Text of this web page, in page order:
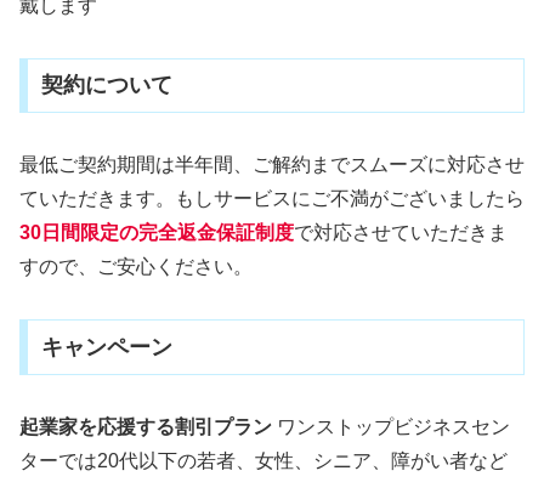
戴します
契約について
最低ご契約期間は半年間、ご解約までスムーズに対応させ
ていただきます。もしサービスにご不満がございましたら
30日間限定の完全返金保証制度で対応させていただきま
すので、ご安心ください。
キャンペーン
起業家を応援する割引プラン ワンストップビジネスセン
ターでは20代以下の若者、女性、シニア、障がい者など